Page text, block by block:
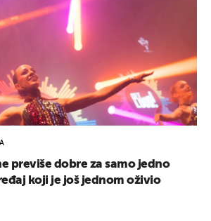
previše dobre za samo jedno
koji je još jednom oživio